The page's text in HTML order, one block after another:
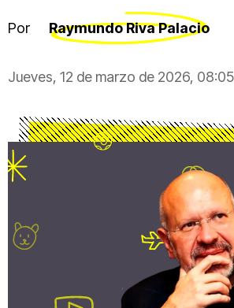
Por Raymundo Riva Palacio
Jueves, 12 de marzo de 2026,